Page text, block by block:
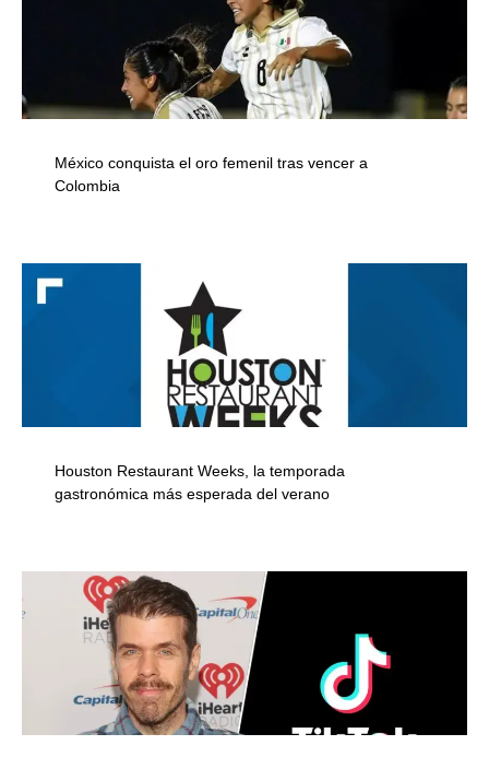
México conquista el oro femenil tras vencer a
Colombia
Houston Restaurant Weeks, la temporada
gastronómica más esperada del verano